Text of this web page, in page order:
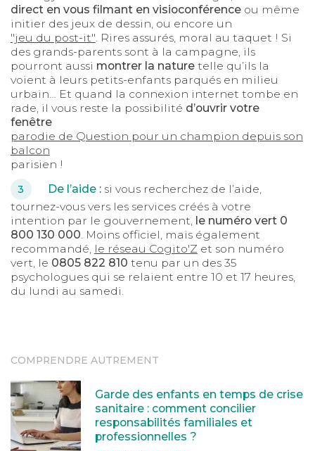
direct en vous filmant en visioconférenceou même
initier des jeux de dessin, ou encore un
"jeu du post-it". Rires assurés, moral au taquet ! Si
des grands-parents sont à la campagne, ils
pourront aussi montrer la naturetelle qu’ils la
voient à leurs petits-enfants parqués en milieu
urbain… Et quand la connexion internet tombe en
rade, il vous reste la possibilité d’ouvrir votre
fenêtre
parodie de Question pour un champion depuis son
balcon
parisien !
3 De l’aide : si vous recherchez de l’aide,
tournez-vous vers les services créés à votre
intention par le gouvernement, le numéro vert 0
800 130 000 . Moins officiel, mais également
recommandé, le réseau Cogito'Z et son numéro
vert, le 0805 822 810 tenu par un des 35
psychologues qui se relaient entre 10 et 17 heures,
du lundi au samedi.
COMPRENDRE AUTREMENT
Garde des enfants en temps de crise sanitaire :
Garde des enfants en temps de crise
sanitaire : comment concilier
responsabilités familiales et
professionnelles ?